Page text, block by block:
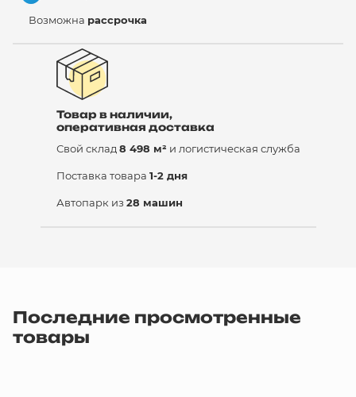
Возможна рассрочка
Товар в наличии,
оперативная доставка
Свой склад 8 498 м² и логистическая служба
Поставка товара 1-2 дня
Автопарк из 28 машин
Последние просмотренные
товары